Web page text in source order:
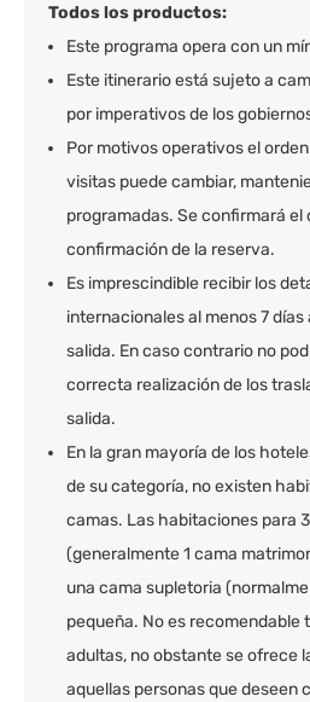
Todos los productos:
Este programa opera con un
Este itinerario está sujeto a
por imperativos de los
Por motivos operativos el
visitas puede cambiar,
programadas. Se confirmará el
confirmación de la reserva.
Es imprescindible recibir los
internacionales al menos 7
salida. En caso contrario no
correcta realización de los
salida.
En la gran mayoría de los
de su categoría, no existen
camas. Las habitaciones para
(generalmente 1 cama
una cama supletoria
pequeña. No es recomendable
adultas, no obstante se ofrece
aquellas personas que deseen